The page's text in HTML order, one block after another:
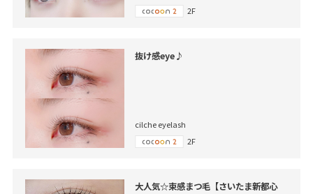
2F
抜け感eye♪
cilche eyelash
2F
大人気☆束感まつ毛【さいたま新都心